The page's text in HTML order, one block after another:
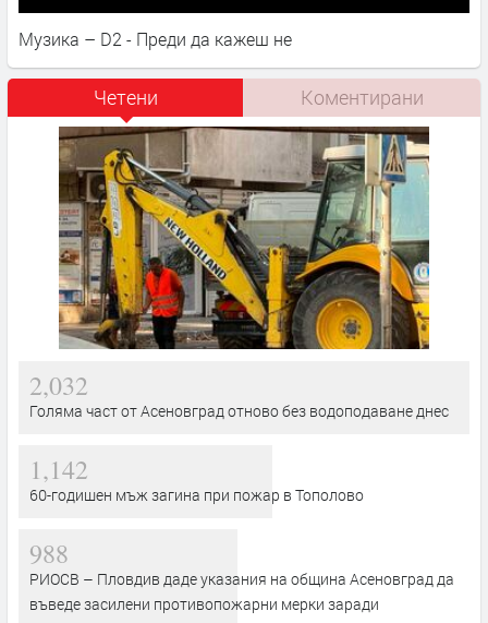
Музика – D2 - Преди да кажеш не
Четени Коментирани
2,032
Голяма част от Асеновград отново без водоподаване днес
1,142
60-годишен мъж загина при пожар в Тополово
988
РИОСВ – Пловдив даде указания на община Асеновград да
въведе засилени противопожарни мерки заради